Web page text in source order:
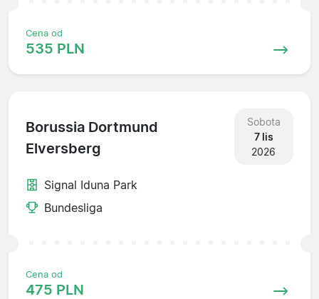
Cena od
535 PLN
Borussia Dortmund
Elversberg
Sobota
7 lis
2026
Signal Iduna Park
Bundesliga
Cena od
475 PLN